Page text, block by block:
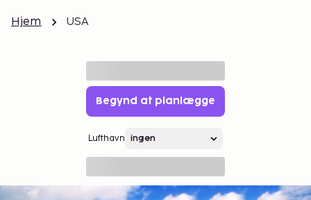
Hjem USA
Begynd at planlægge
Lufthavn